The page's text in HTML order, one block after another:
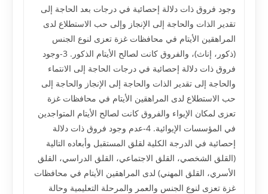
وجود فروق ذات دلالة إحصائية في درجات بعد الحاجة إلى
تقدير الذات والحاجة إلى الإنجاز وإلى حب الاستطلاع لدى
المراهقين الأيتام في محافظات غزة تعزى لنوع الجنس
(ذكور، إناث)، والفروق كانت لصالح الأيتام الذكور. 3-وجود
فروق ذات دلالة إحصائية في درجات الحاجة إلى الانتماء
والحاجة إلى تقدير الذات والحاجة إلى الإنجاز والحاجة إلى
حب الاستطلاع لدى المراهقين الأيتام في محافظات غزة
تعزى لمكان الإيواء والفروق كانت لصالح الأيتام المتواجدين
في المؤسسات الإيوائية. 4-عدم وجود فروق ذات دلالة
إحصائية في الدرجة الكلية لقلق المستقبل وأبعاده التالية
(القلق الشخصي، القلق الاجتماعي، القلق الدراسي، القلق
الأسري، القلق المهني) لدى المراهقين الأيتام في محافظات
غزة تعزى لنوع الجنس والعمر والمرحلة التعليمية وحالة